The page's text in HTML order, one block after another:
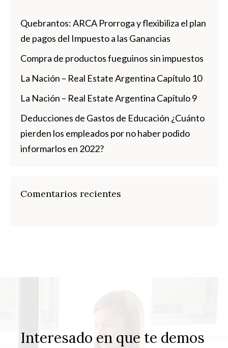
Quebrantos: ARCA Prorroga y flexibiliza el plan
de pagos del Impuesto a las Ganancias
Compra de productos fueguinos sin impuestos
La Nación – Real Estate Argentina Capítulo 10
La Nación – Real Estate Argentina Capítulo 9
Deducciones de Gastos de Educación ¿Cuánto
pierden los empleados por no haber podido
informarlos en 2022?
Comentarios recientes
Interesado en que te demos